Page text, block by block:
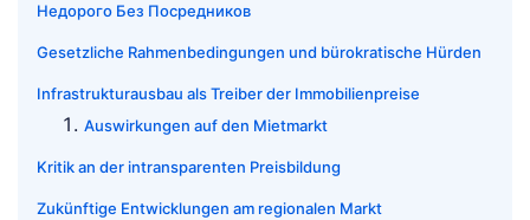
Недорого Без Посредников
Gesetzliche Rahmenbedingungen und bürokratische Hürden
Infrastrukturausbau als Treiber der Immobilienpreise
Auswirkungen auf den Mietmarkt
Kritik an der intransparenten Preisbildung
Zukünftige Entwicklungen am regionalen Markt